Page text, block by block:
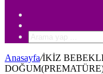
Anasayfa/İKİZ